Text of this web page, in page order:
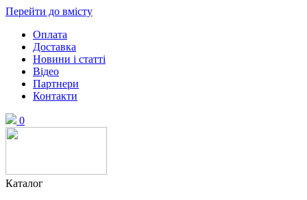
Перейти до вмісту
Оплата
Доставка
Новини і статті
Відео
Партнери
Контакти
0
Каталог